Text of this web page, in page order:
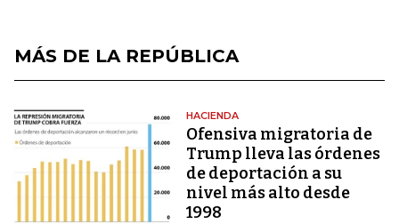
MÁS DE LA REPÚBLICA
HACIENDA
Ofensiva migratoria de
Trump lleva las órdenes
de deportación a su
nivel más alto desde
1998